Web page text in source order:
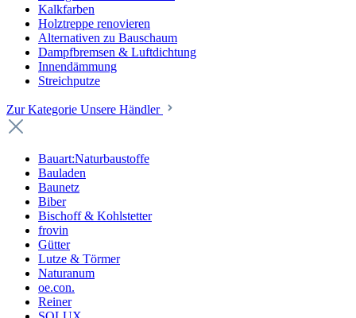
Kalkfarben
Holztreppe renovieren
Alternativen zu Bauschaum
Dampfbremsen & Luftdichtung
Innendämmung
Streichputze
Zur Kategorie Unsere Händler
Bauart:Naturbaustoffe
Bauladen
Baunetz
Biber
Bischoff & Kohlstetter
frovin
Gütter
Lutze & Törmer
Naturanum
oe.con.
Reiner